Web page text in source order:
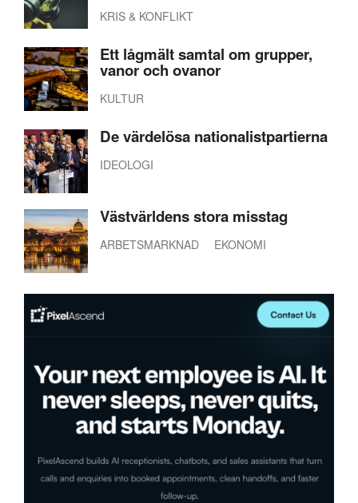
KRIS & KONFLIKT
Ett lågmält samtal om grupper,
vanor och ovanor
KULTUR
De värdelösa nationalistpartierna
IDEOLOGI
Västvärldens stora misstag
ARBETSMARKNAD EKONOMI